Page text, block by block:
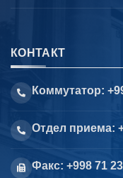
КОНТАКТ
Коммутатор:
Отдел приема:
Факс: +998 71